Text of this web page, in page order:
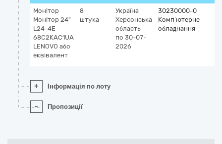
Монітор
Монітор 24"
L24-4E
68C2KAC1UA
LENOVO або
еквівалент
8
штука
Україна
Херсонська
область
по 30-07-
2026
30230000-0
Комп’ютерне
обладнання
+ Інформація по лоту
- Пропозиції